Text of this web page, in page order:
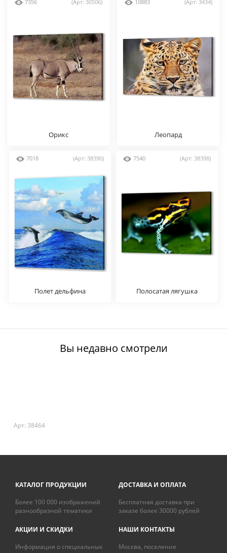
7356 (Арт: 30506)
Орикс
10883 (Арт: 3434)
Леопард
7018 (Арт: 38390)
Полет дельфина
7540 (Арт: 38398)
Полосатая лягушка
Вы недавно смотрели
Арт: 38464
КАТАЛОГ ПРОДУКЦИИ
Более 100 000 изображений
разнообразной тематики
ДОСТАВКА И ОПЛАТА
Бесплатная доставка при
заказе более 30000 рублей
АКЦИИ И СКИДКИ
Информация о специальных
НАШИ КОНТАКТЫ
Москва, поселение